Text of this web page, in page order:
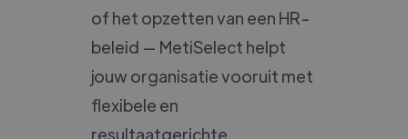
of het opzetten van een HR-
beleid — MetiSelect helpt
jouw organisatie vooruit met
flexibele en
resultaatgerichte